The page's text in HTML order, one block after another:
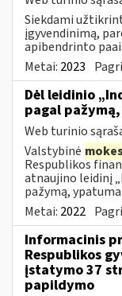
Siekdami
įgyvendinimą,
apibendrinto
Metai: 2023
Dėl leidinio
pagal
Web turinio
Valstybinė
Respublikos
atnaujino leidinį
pažymą,
Metai: 2022
Informacinis
Respublikos
įstatymo 37
papildymo